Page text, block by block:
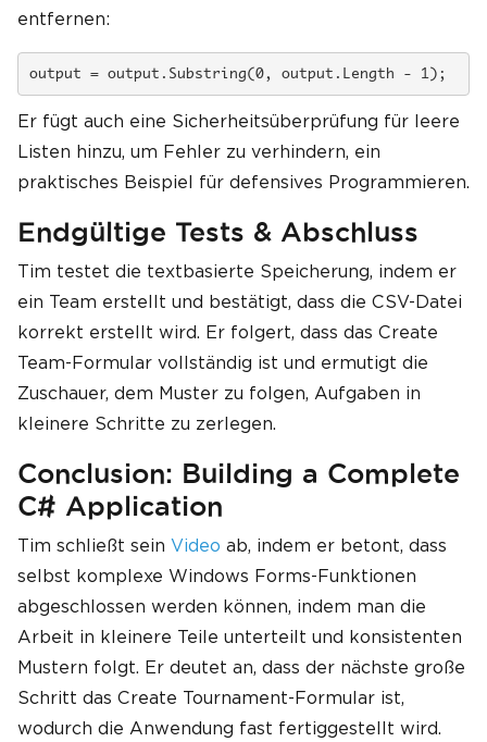
entfernen:
output = output.Substring(0, output.Length - 1);
Er fügt auch eine Sicherheitsüberprüfung für leere
Listen hinzu, um Fehler zu verhindern, ein
praktisches Beispiel für defensives Programmieren.
Endgültige Tests & Abschluss
Tim testet die textbasierte Speicherung, indem er
ein Team erstellt und bestätigt, dass die CSV-Datei
korrekt erstellt wird. Er folgert, dass das Create
Team-Formular vollständig ist und ermutigt die
Zuschauer, dem Muster zu folgen, Aufgaben in
kleinere Schritte zu zerlegen.
Conclusion: Building a Complete
C# Application
Tim schließt sein Video ab, indem er betont, dass
selbst komplexe Windows Forms-Funktionen
abgeschlossen werden können, indem man die
Arbeit in kleinere Teile unterteilt und konsistenten
Mustern folgt. Er deutet an, dass der nächste große
Schritt das Create Tournament-Formular ist,
wodurch die Anwendung fast fertiggestellt wird.